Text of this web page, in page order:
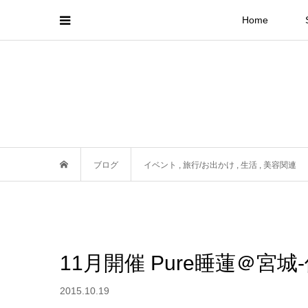
Home
ブログ イベント , 旅行/お出かけ , 生活 , 美容関連
11月開催 Pure睡蓮＠宮城
2015.10.19